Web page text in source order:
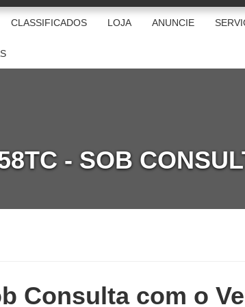
CLASSIFICADOS LOJA ANUNCIE
- SOB
Consulta com o